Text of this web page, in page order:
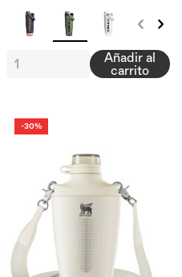
Añadir al
carrito
-30%